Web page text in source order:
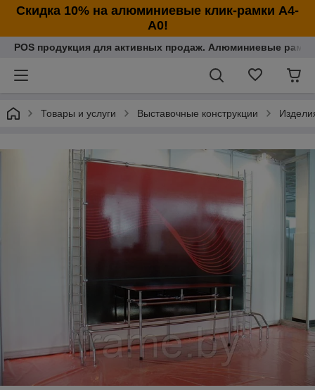
Cкидка 10% на алюминиевые клик-рамки А4-
А0!
POS продукция для активных продаж. Алюминиевые рамки
Товары и услуги Выставочные конструкции